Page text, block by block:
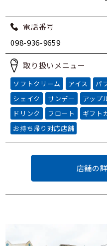
電話番号
098-936-9659
取り扱いメニュー
ソフトクリーム アイス パ
シェイク
サンデー アップ
ドリンク
フロート ギフト
お持ち帰り対応店舗
店舗の